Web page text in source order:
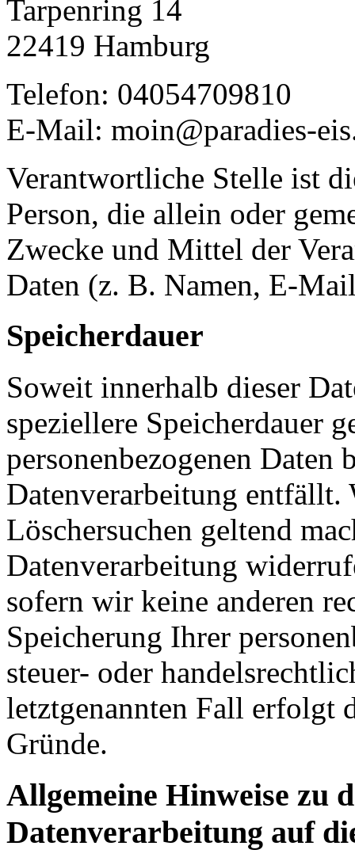
Tarpenring 14
22419 Hamburg
Telefon: 04054709810
E-Mail: moin@paradies-
Verantwortliche Stelle ist
Person, die allein oder
Zwecke und Mittel der
Daten (z. B. Namen, E-
Speicherdauer
Soweit innerhalb dieser
speziellere Speicherdauer
personenbezogenen
Datenverarbeitung entfällt.
Löschersuchen geltend
Datenverarbeitung
sofern wir keine anderen
Speicherung Ihrer
steuer- oder
letztgenannten Fall erfolgt
Gründe.
Allgemeine Hinweise zu
Datenverarbeitung auf